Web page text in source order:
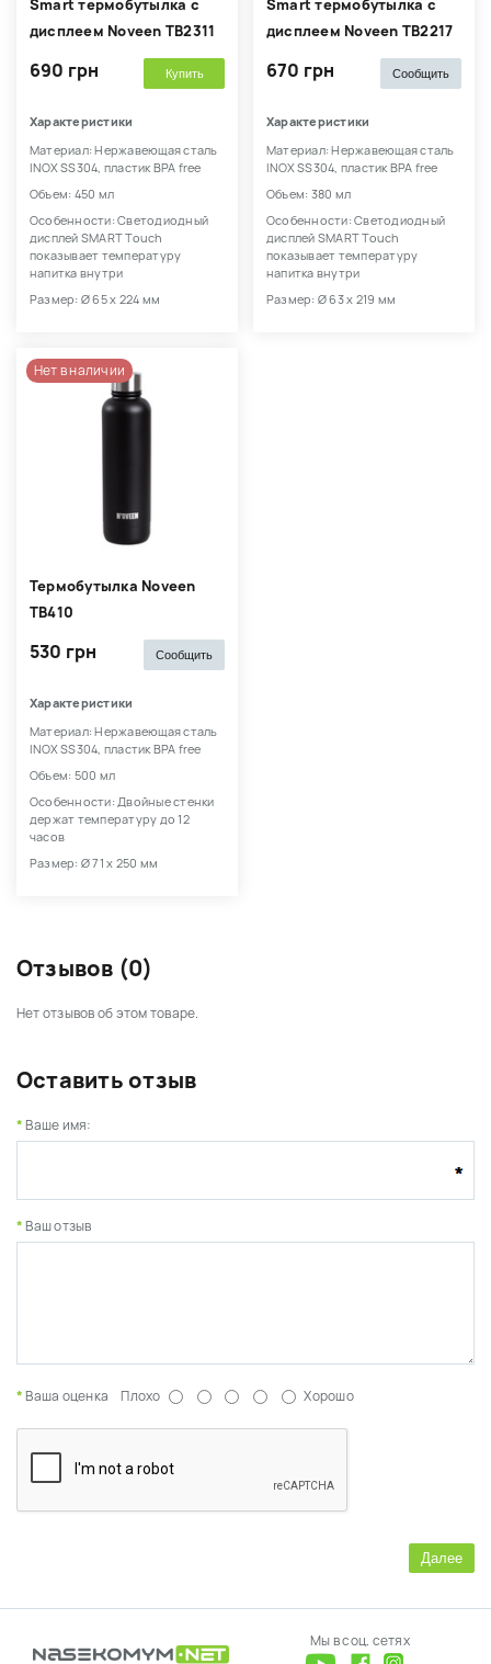
Smart термобутылка с
дисплеем Noveen TB2311
690 грн Купить
Характеристики
Материал: Нержавеющая сталь
INOX SS304, пластик BPA free
Объем: 450 мл
Особенности: Светодиодный
дисплей SMART Touch
показывает температуру
напитка внутри
Размер: Ø 65 x 224 мм
Smart термобутылка с
дисплеем Noveen TB2217
670 грн Сообщить
Характеристики
Материал: Нержавеющая сталь
INOX SS304, пластик BPA free
Объем: 380 мл
Особенности: Светодиодный
дисплей SMART Touch
показывает температуру
напитка внутри
Размер: Ø 63 x 219 мм
Нет в наличии
Термобутылка Noveen
TB410
530 грн Сообщить
Характеристики
Материал: Нержавеющая сталь
INOX SS304, пластик BPA free
Объем: 500 мл
Особенности: Двойные стенки
держат температуру до 12
часов
Размер: Ø 71 x 250 мм
Отзывов (0)
Нет отзывов об этом товаре.
Оставить отзыв
Ваше имя:
Ваш отзыв
Ваша оценка Плохо Хорошо
Далее
Мы в соц. сетях